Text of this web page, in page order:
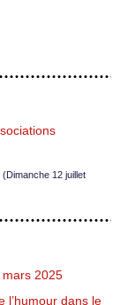
(Dimanche 12 juillet
mars 2025
l’humour dans le